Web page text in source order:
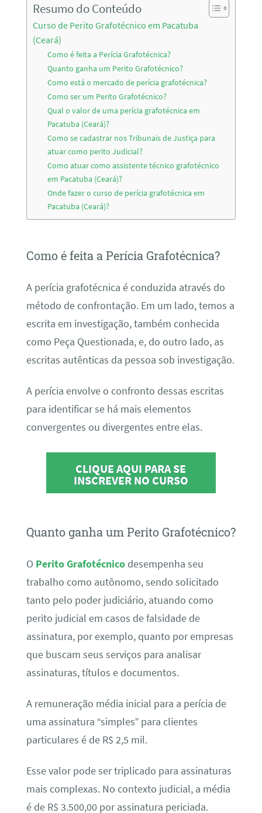
Resumo do Conteúdo
Curso de Perito Grafotécnico em Pacatuba
(Ceará)
Como é feita a Perícia Grafotécnica?
Quanto ganha um Perito Grafotécnico?
Como está o mercado de perícia grafotécnica?
Como ser um Perito Grafotécnico?
Qual o valor de uma perícia grafotécnica em
Pacatuba (Ceará)?
Como se cadastrar nos Tribunais de Justiça para
atuar como perito Judicial?
Como atuar como assistente técnico grafotécnico
em Pacatuba (Ceará)?
Onde fazer o curso de perícia grafotécnica em
Pacatuba (Ceará)?
Como é feita a Perícia Grafotécnica?
A perícia grafotécnica é conduzida através do
método de confrontação. Em um lado, temos a
escrita em investigação, também conhecida
como Peça Questionada, e, do outro lado, as
escritas autênticas da pessoa sob investigação.
A perícia envolve o confronto dessas escritas
para identificar se há mais elementos
convergentes ou divergentes entre elas.
CLIQUE AQUI PARA SE
INSCREVER NO CURSO
Quanto ganha um Perito Grafotécnico?
O Perito Grafotécnicodesempenha seu
trabalho como autônomo, sendo solicitado
tanto pelo poder judiciário, atuando como
perito judicial em casos de falsidade de
assinatura, por exemplo, quanto por empresas
que buscam seus serviços para analisar
assinaturas, títulos e documentos.
A remuneração média inicial para a perícia de
uma assinatura “simples” para clientes
particulares é de R$ 2,5 mil.
Esse valor pode ser triplicado para assinaturas
mais complexas. No contexto judicial, a média
é de R$ 3.500,00 por assinatura periciada.